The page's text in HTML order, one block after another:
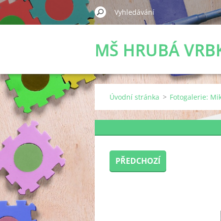
MŠ HRUBÁ
Úvodní stránka > Fotogalerie:
PŘEDCHOZÍ